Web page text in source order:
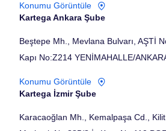
Konumu Görüntüle
Kartega Ankara Şube
Beştepe Mh., Mevlana Bulvarı, AŞTİ
Kapı No:Z214 YENİMAHALLE/
Konumu Görüntüle
Kartega İzmir Şube
Karacaoğlan Mh., Kemalpaşa Cd.,